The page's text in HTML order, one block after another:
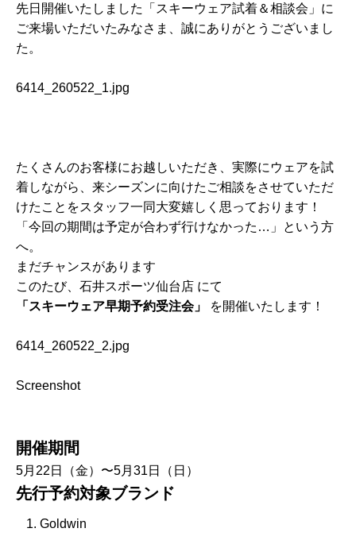
先日開催いたしました「スキーウェア試着＆相談会」に
ご来場いただいたみなさま、誠にありがとうございまし
た。
6414_260522_1.jpg
たくさんのお客様にお越しいただき、実際にウェアを試
着しながら、来シーズンに向けたご相談をさせていただ
けたことをスタッフ一同大変嬉しく思っております！
「今回の期間は予定が合わず行けなかった…」という方
へ。
まだチャンスがあります
このたび、石井スポーツ仙台店 にて
「スキーウェア早期予約受注会」
を開催いたします！
6414_260522_2.jpg
Screenshot
開催期間
5月22日（金）〜5月31日（日）
先行予約対象ブランド
Goldwin